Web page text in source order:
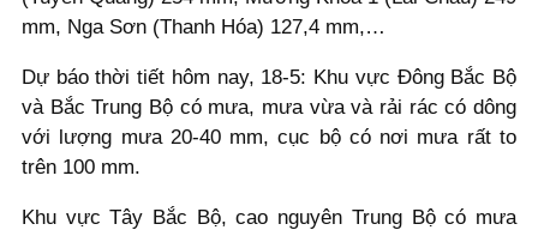
mm, Nga Sơn (Thanh Hóa) 127,4 mm,…
Dự báo thời tiết hôm nay, 18-5: Khu vực Đông Bắc Bộ
và Bắc Trung Bộ có mưa, mưa vừa và rải rác có dông
với lượng mưa 20-40 mm, cục bộ có nơi mưa rất to
trên 100 mm.
Khu vực Tây Bắc Bộ, cao nguyên Trung Bộ có mưa